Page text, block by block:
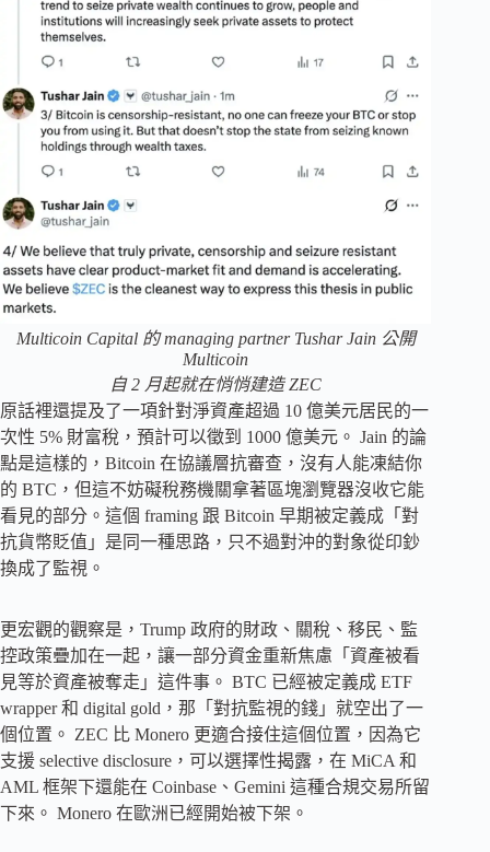
Multicoin Capital 的 managing partner Tushar Jain 公開
Multicoin
自 2 月起就在悄悄建造 ZEC
原話裡還提及了一項針對淨資產超過 10 億美元居民的一
次性 5% 財富稅，預計可以徵到 1000 億美元。 Jain 的論
點是這樣的，Bitcoin 在協議層抗審查，沒有人能凍結你
的 BTC，但這不妨礙稅務機關拿著區塊瀏覽器沒收它能
看見的部分。這個 framing 跟 Bitcoin 早期被定義成「對
抗貨幣貶值」是同一種思路，只不過對沖的對象從印鈔
換成了監視。
更宏觀的觀察是，Trump 政府的財政、關稅、移民、監
控政策疊加在一起，讓一部分資金重新焦慮「資產被看
見等於資產被奪走」這件事。 BTC 已經被定義成 ETF
wrapper 和 digital gold，那「對抗監視的錢」就空出了一
個位置。 ZEC 比 Monero 更適合接住這個位置，因為它
支援 selective disclosure，可以選擇性揭露，在 MiCA 和
AML 框架下還能在 Coinbase、Gemini 這種合規交易所留
下來。 Monero 在歐洲已經開始被下架。